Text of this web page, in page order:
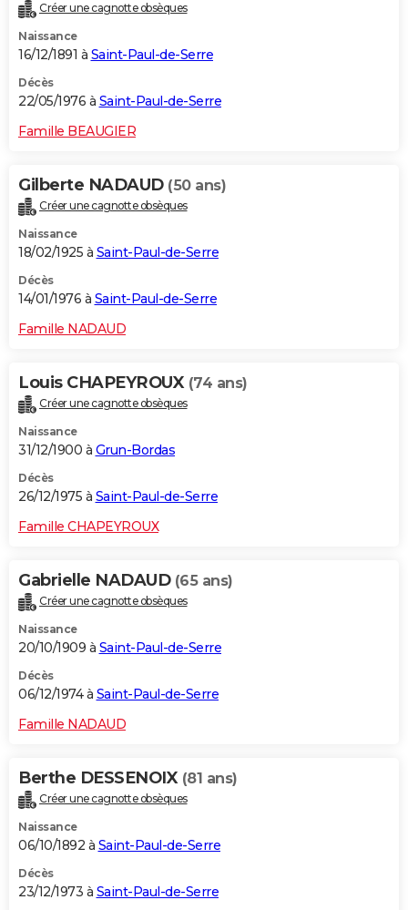
Créer une cagnotte obsèques
Naissance
16/12/1891 à Saint-Paul-de-Serre
Décès
22/05/1976 à Saint-Paul-de-Serre
Famille BEAUGIER
Gilberte NADAUD (50 ans)
Créer une cagnotte obsèques
Naissance
18/02/1925 à Saint-Paul-de-Serre
Décès
14/01/1976 à Saint-Paul-de-Serre
Famille NADAUD
Louis CHAPEYROUX (74 ans)
Créer une cagnotte obsèques
Naissance
31/12/1900 à Grun-Bordas
Décès
26/12/1975 à Saint-Paul-de-Serre
Famille CHAPEYROUX
Gabrielle NADAUD (65 ans)
Créer une cagnotte obsèques
Naissance
20/10/1909 à Saint-Paul-de-Serre
Décès
06/12/1974 à Saint-Paul-de-Serre
Famille NADAUD
Berthe DESSENOIX (81 ans)
Créer une cagnotte obsèques
Naissance
06/10/1892 à Saint-Paul-de-Serre
Décès
23/12/1973 à Saint-Paul-de-Serre